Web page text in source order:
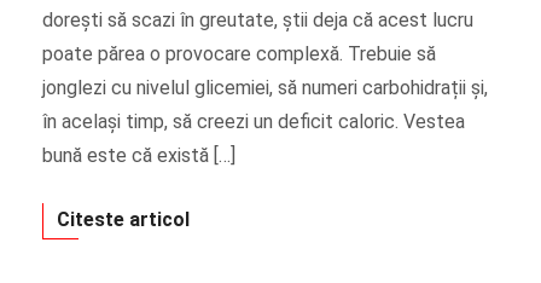
dorești să scazi în greutate, știi deja că acest lucru
poate părea o provocare complexă. Trebuie să
jonglezi cu nivelul glicemiei, să numeri carbohidrații și,
în același timp, să creezi un deficit caloric. Vestea
bună este că există […]
Citeste articol